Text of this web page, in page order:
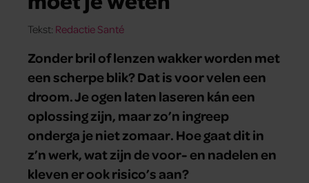
Tekst: Redactie Santé
Zonder bril of lenzen wakker worden met
een scherpe blik? Dat is voor velen een
droom. Je ogen laten laseren kán een
oplossing zijn, maar zo’n ingreep
onderga je niet zomaar. Hoe gaat dit in
z’n werk, wat zijn de voor- en nadelen en
kleven er ook risico’s aan?